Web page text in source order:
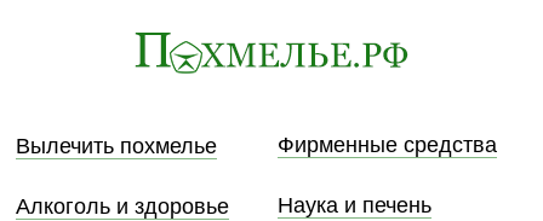
Вылечить похмелье
Фирменные средства
Алкоголь и здоровье
Наука и печень